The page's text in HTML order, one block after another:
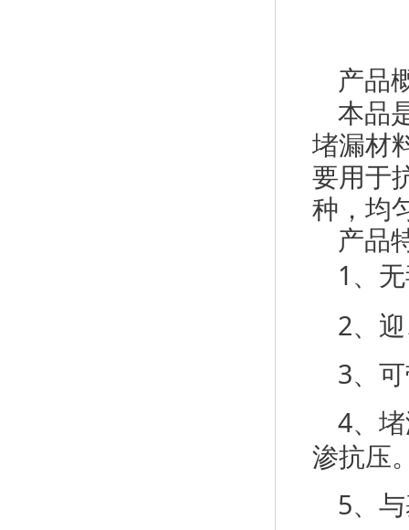
产品
本品
堵漏材
要用于
种，均
产品
1、
2、
3、
4、
渗抗压
5、